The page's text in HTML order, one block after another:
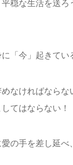
穏な生活を送
「今」起きてい
なければならな
てはならない！
の手を差し延べ